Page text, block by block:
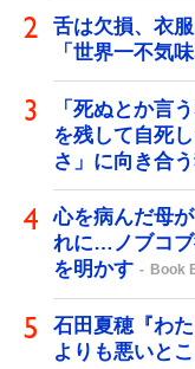
舌は欠損、衣
「世界一不気
「死ぬとか言
を残して自死
さ」に向き合
心を病んだ母
れに…ノブコブ
を明かす
Book
石田夏穂『わ
よりも悪いと